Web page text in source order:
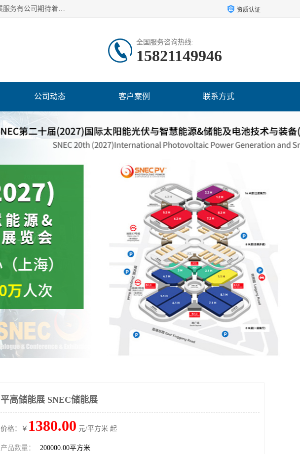
上海椿生会展服务有公司，上海SNEC光伏及储能展/墨西哥光伏及储能展、印尼光伏及储能展。上海椿生会展服务有公司期待着相关业者聚首我们的新能源平台，从产业的视野、以问题为导向，一起把脉中国、亚洲及世界太阳能光伏及储能市场。 资质认证
全国服务咨询热线:
15821149946
公司动态 客户案例 联系方式
平高储能展 SNEC储能展
价格：￥ 1380.00 元/平方米 起
产品数量： 200000.00平方米